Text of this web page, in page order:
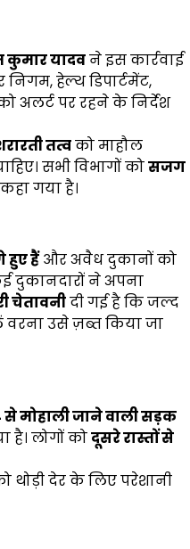
कुमार यादवने इस कार्रवाई
हेल्थ डिपार्टमेंट,
अलर्ट पर रहने के निर्देश
तत्वको माहौल
सभी विभागों कोसजग
गया है।
हुए हैंऔर अवैध दुकानों को
दुकानदारों ने अपना
चेतावनीदी गई है कि जल्द
उसे ज़ब्त किया जा
से मोहाली जाने वाली सड़क
है। लोगों कोदूसरे रास्तों से
थोड़ी देर के लिए परेशानी